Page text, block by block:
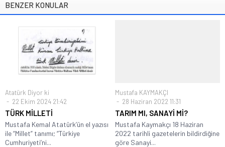
BENZER KONULAR
Atatürk Diyor ki
22 Ekim 2024 21:42
TÜRK MİLLETİ
Mustafa Kemal Atatürk’ün el yazısı
ile “Millet” tanımı; “Türkiye
Cumhuriyeti’ni...
Mustafa KAYMAKÇI
28 Haziran 2022 11:31
TARIM MI, SANAYİ Mİ?
Mustafa Kaymakçı 18 Haziran
2022 tarihli gazetelerin bildirdiğine
göre Sanayi...